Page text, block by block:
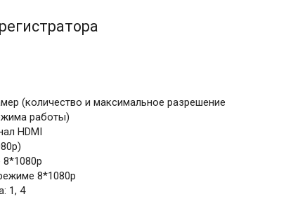
(количество и максимальное разрешение
работы)
HDMI
8*1080p
1, 4